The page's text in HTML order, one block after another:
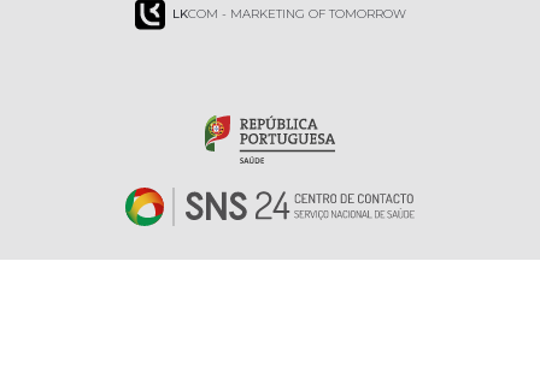
LKCOM - MARKETING OF TOMORROW